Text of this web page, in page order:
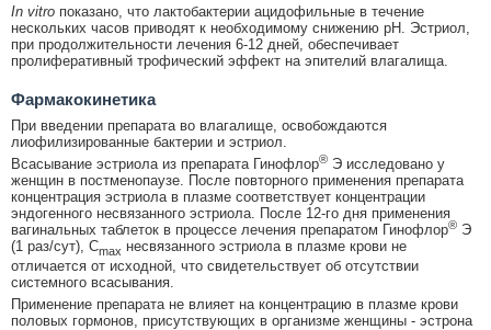
In vitro показано, что лактобактерии ацидофильные в течение
нескольких часов приводят к необходимому снижению рН. Эстриол,
при продолжительности лечения 6-12 дней, обеспечивает
пролиферативный трофический эффект на эпителий влагалища.
Фармакокинетика
При введении препарата во влагалище, освобождаются
лиофилизированные бактерии и эстриол.
Всасывание эстриола из препарата Гинофлор® Э исследовано у
женщин в постменопаузе. После повторного применения препарата
концентрация эстриола в плазме соответствует концентрации
эндогенного несвязанного эстриола. После 12-го дня применения
вагинальных таблеток в процессе лечения препаратом Гинофлор® Э
(1 раз/сут), Cmax несвязанного эстриола в плазме крови не
отличается от исходной, что свидетельствует об отсутствии
системного всасывания.
Применение препарата не влияет на концентрацию в плазме крови
половых гормонов, присутствующих в организме женщины - эстрона